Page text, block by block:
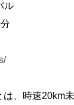
ル
、時速20km